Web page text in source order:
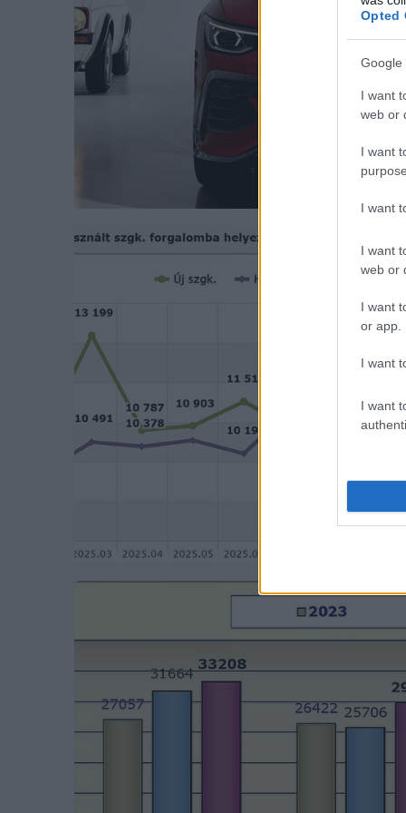
Opted
Google
I want
web or
I want
I want
I want
web or
I want
or app.
I want
I want